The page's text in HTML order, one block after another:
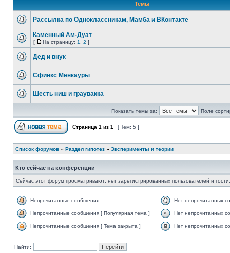
Темы
Рассылка по Одноклассникам, Мамба и ВКонтакте
Каменный Ам-Дуат
[ На страницу: 1 2 ]
Дед и внук
Сфинкс Менкауры
Шесть ниш и граувакка
Показать темы за: Поле
Страница 1 из 1 [ Тем: 5 ]
Список форумов » Раздел гипотез » Эксперименты и теории
Кто сейчас на конференции
Сейчас этот форум просматривают: нет зарегистрированных пользователей и
Непрочитанные сообщения Нет непрочитанных
Непрочитанные сообщения [ Популярная тема ] Нет непрочитанных
Непрочитанные сообщения [ Тема закрыта ] Нет непрочитанных
Найти: